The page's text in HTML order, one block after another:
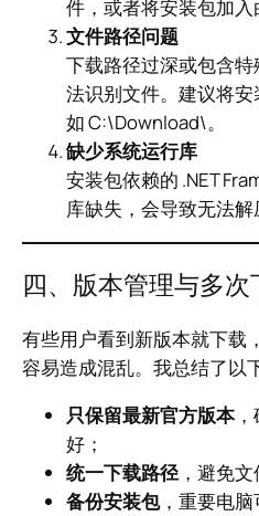
件，或者将安装包加入
文件路径问题
下载路径过深或包含
法识别文件。建议将
如 C:\Download\。
缺少系统运行库
安装包依赖的 .NET
库缺失，会导致无法解
四、版本管理与多次
有些用户看到新版本就下载
容易造成混乱。我总结了以
只保留最新官方版本，
好；
统一下载路径，避免文
备份安装包，重要电